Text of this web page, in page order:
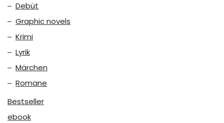
Debüt
Graphic novels
Krimi
Lyrik
Märchen
Romane
Bestseller
ebook